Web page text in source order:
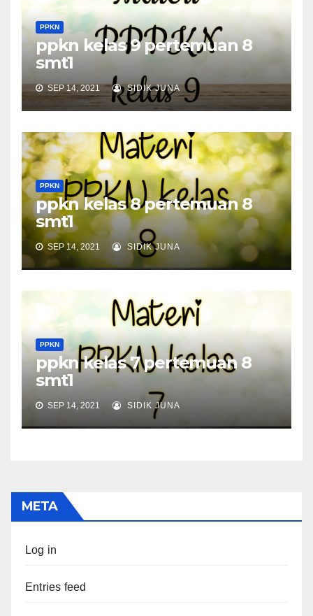
PPKN
ppkn kelas 9 pertemuan 8
smt1
SEP 14, 2021 SIDIK JUNA
PPKN
ppkn kelas 8 pertemuan 8
smt1
SEP 14, 2021 SIDIK JUNA
PPKN
ppkn kelas 7 pertemuan 8
smt1
SEP 14, 2021 SIDIK JUNA
META
Log in
Entries feed